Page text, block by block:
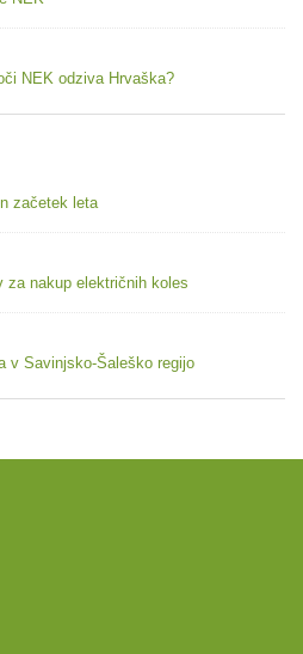
NEK odziva Hrvaška?
začetek leta
za nakup električnih koles
v Savinjsko-Šaleško regijo